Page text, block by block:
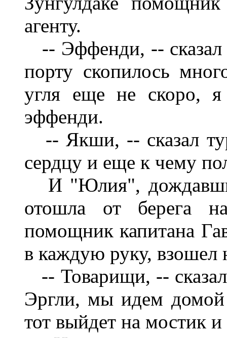
агенту.
-- Эффенди, -- сказал
порту скопилось
угля еще не скоро, я
эффенди.
-- Якши, -- сказал
сердцу и еще к чему
И "Юлия",
отошла от берега
помощник капитана
в каждую руку, взошел
-- Товарищи, --
Эргли, мы идем домой
тот выйдет на мостик